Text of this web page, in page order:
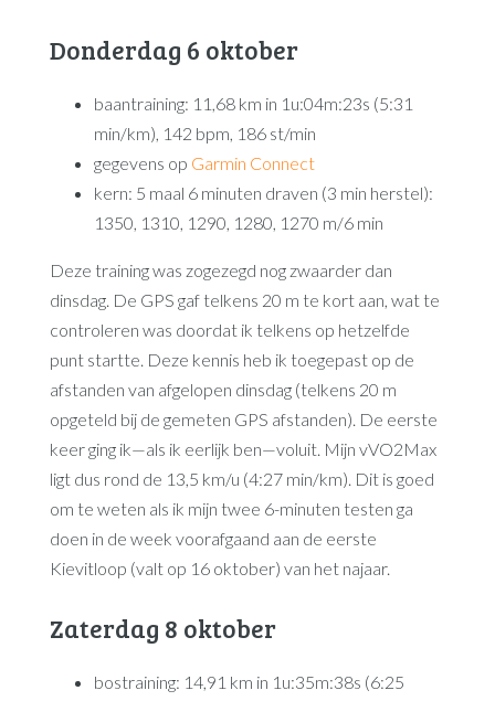
Donderdag 6 oktober
baantraining: 11,68 km in 1u:04m:23s (5:31
min/km), 142 bpm, 186 st/min
gegevens op Garmin Connect
kern: 5 maal 6 minuten draven (3 min herstel):
1350, 1310, 1290, 1280, 1270 m/6 min
Deze training was zogezegd nog zwaarder dan
dinsdag. De GPS gaf telkens 20 m te kort aan, wat te
controleren was doordat ik telkens op hetzelfde
punt startte. Deze kennis heb ik toegepast op de
afstanden van afgelopen dinsdag (telkens 20 m
opgeteld bij de gemeten GPS afstanden). De eerste
keer ging ik—als ik eerlijk ben—voluit. Mijn vVO2Max
ligt dus rond de 13,5 km/u (4:27 min/km). Dit is goed
om te weten als ik mijn twee 6-minuten testen ga
doen in de week voorafgaand aan de eerste
Kievitloop (valt op 16 oktober) van het najaar.
Zaterdag 8 oktober
bostraining: 14,91 km in 1u:35m:38s (6:25